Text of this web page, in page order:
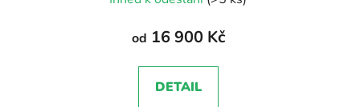
hodnocení
produktu
5,0
z
od 16 900 Kč
DETAIL